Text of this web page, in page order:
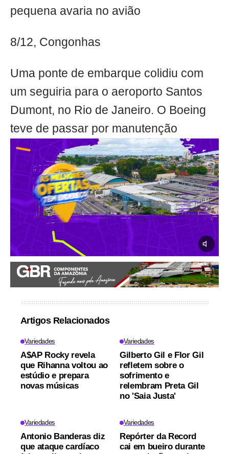
pequena avaria no avião
8/12, Congonhas
Uma ponte de embarque colidiu com
um seguiria para o aeroporto Santos
Dumont, no Rio de Janeiro. O Boeing
teve de passar por manutenção
Artigos Relacionados
Variedades
A$AP Rocky revela
que Rihanna voltou ao
estúdio e prepara
novas músicas
Variedades
Gilberto Gil e Flor Gil
refletem sobre o
sofrimento e
relembram Preta Gil
no 'Saia Justa'
Variedades
Antonio Banderas diz
que ataque cardíaco
Variedades
Repórter da Record
cai em bueiro durante